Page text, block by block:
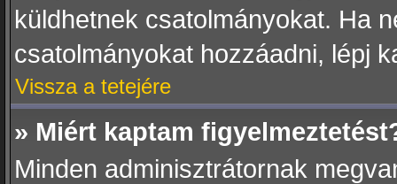
küldhetnek csatolmányokat. Ha
csatolmányokat hozzáadni, lépj
Vissza a tetejére
» Miért kaptam
Minden adminisztrátornak